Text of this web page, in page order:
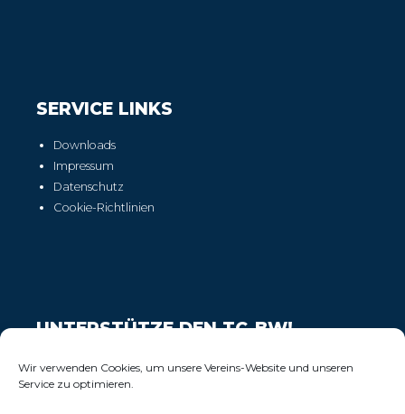
Wir verwenden Cookies, um unsere Vereins-Website und unseren
Service zu optimieren.
SERVICE LINKS
Downloads
Impressum
Datenschutz
Cookie-Richtlinien
UNTERSTÜTZE DEN TC-BW!
Wir freuen uns über Deinen Support!